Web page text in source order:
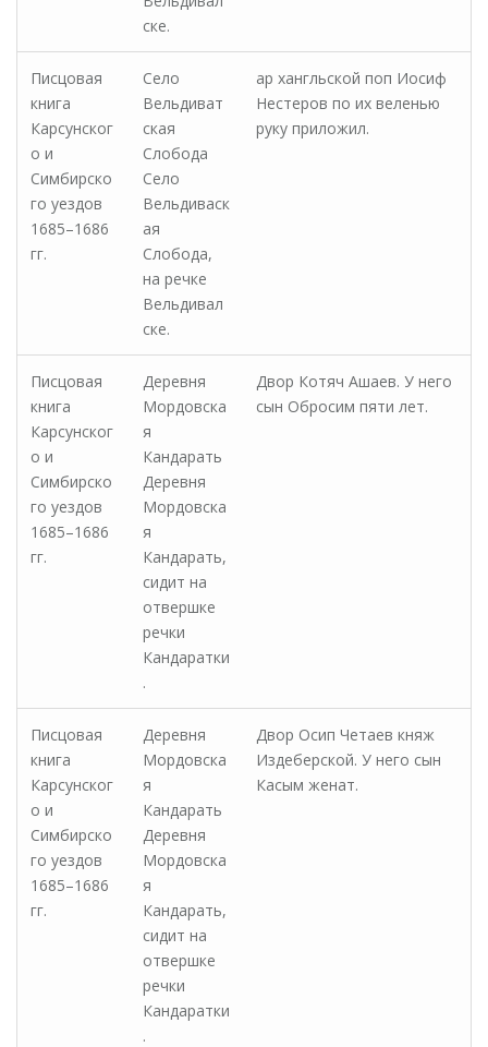
ске.
Писцовая
книга
Карсунског
о и
Симбирско
го уездов
1685–1686
гг.
Село
Вельдиват
ская
Слобода
Село
Вельдиваск
ая
Слобода,
на речке
Вельдивал
ске.
ар­ хангльской поп Иосиф
Нестеров по их веленью
руку приложил.
Писцовая
книга
Карсунског
о и
Симбирско
го уездов
1685–1686
гг.
Деревня
Мордовска
я
Кандарать
Деревня
Мордовска
я
Кандарать,
сидит на
отвершке
речки
Кандаратки
.
Двор Котяч Ашаев. У него
сын Обросим пяти лет.
Писцовая
книга
Карсунског
о и
Симбирско
го уездов
1685–1686
гг.
Деревня
Мордовска
я
Кандарать
Деревня
Мордовска
я
Кандарать,
сидит на
отвершке
речки
Кандаратки
.
Двор Осип Четаев княж
Издеберской. У него сын
Касым женат.